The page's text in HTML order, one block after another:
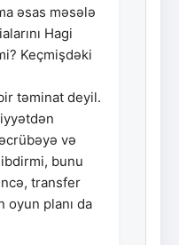
əsas məsələ
Hagi
Keçmişdəki
təminat deyil.
və
bunu
transfer
oyun planı da